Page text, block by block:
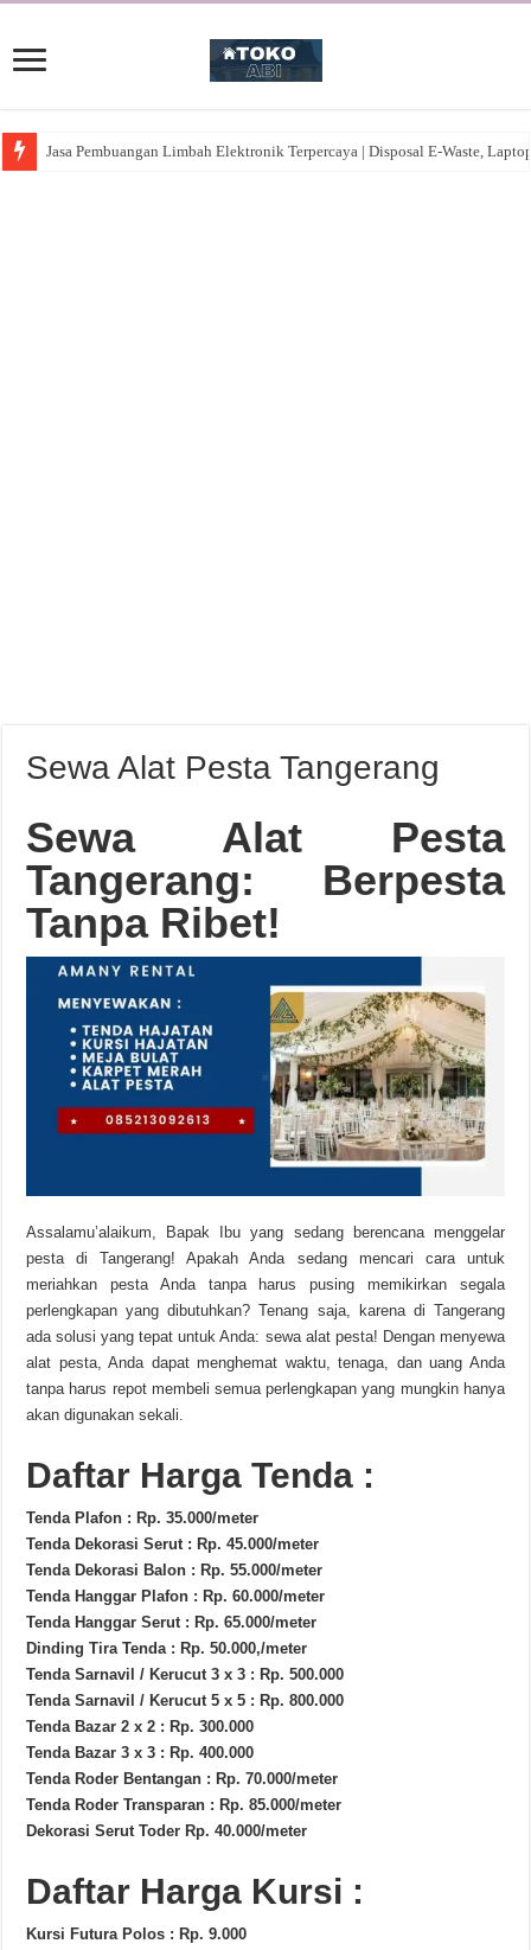
Jasa Pembuangan Limbah Elektronik Terpercaya | Disposal E-Waste,
Sewa Alat Pesta Tangerang
Sewa Alat Pesta
Tangerang: Berpesta
Tanpa Ribet!
Assalamu’alaikum, Bapak Ibu yang sedang berencana menggelar
pesta di Tangerang! Apakah Anda sedang mencari cara untuk
meriahkan pesta Anda tanpa harus pusing memikirkan segala
perlengkapan yang dibutuhkan? Tenang saja, karena di Tangerang
ada solusi yang tepat untuk Anda: sewa alat pesta! Dengan menyewa
alat pesta, Anda dapat menghemat waktu, tenaga, dan uang Anda
tanpa harus repot membeli semua perlengkapan yang mungkin hanya
akan digunakan sekali.
Daftar Harga Tenda :
Tenda Plafon : Rp. 35.000/meter
Tenda Dekorasi Serut : Rp. 45.000/meter
Tenda Dekorasi Balon : Rp. 55.000/meter
Tenda Hanggar Plafon : Rp. 60.000/meter
Tenda Hanggar Serut : Rp. 65.000/meter
Dinding Tira Tenda : Rp. 50.000,/meter
Tenda Sarnavil / Kerucut 3 x 3 : Rp. 500.000
Tenda Sarnavil / Kerucut 5 x 5 : Rp. 800.000
Tenda Bazar 2 x 2 : Rp. 300.000
Tenda Bazar 3 x 3 : Rp. 400.000
Tenda Roder Bentangan : Rp. 70.000/meter
Tenda Roder Transparan : Rp. 85.000/meter
Dekorasi Serut Toder Rp. 40.000/meter
Daftar Harga Kursi :
Kursi Futura Polos : Rp. 9.000